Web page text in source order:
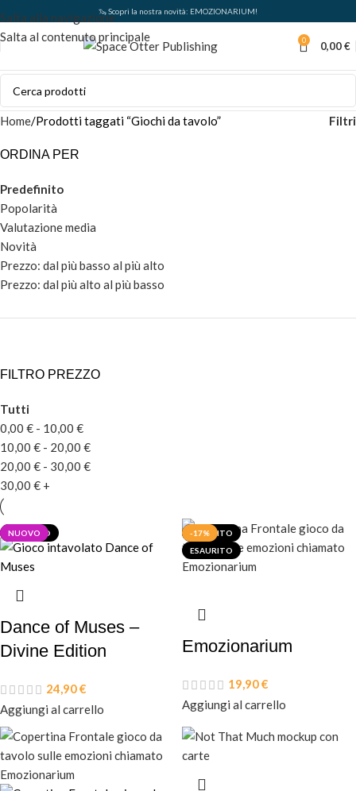
Salta alla navigazione
Salta al contenuto principale
🦦 Scopri la nostra novità: EMOZIONARIUM!
0 0,00€
Home Prodotti taggati “Giochi da tavolo” Filtri
ORDINA PER
Predefinito
Popolarità
Valutazione media
Novità
Prezzo: dal più basso al più alto
Prezzo: dal più alto al più basso
FILTRO PREZZO
Tutti
0,00 € - 10,00 €
10,00 € - 20,00 €
20,00 € - 30,00 €
30,00 € +
Dance of Muses –
Divine Edition
24,90€
Aggiungi al carrello
Emozionarium
19,90€
Aggiungi al carrello
SALDI
-12%
ESAURITO
PDF
ESAURITO
ESAURITO -17%
NUOVO